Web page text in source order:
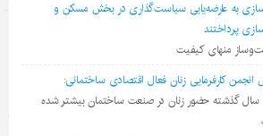
به عارضه‌یابی سیاست‌گذاری در بخش مسکن و
پرداختند
منهای کیفیت
انجمن کارفرمایی زنان فعال اقتصادی ساختمانی:
در ١٠ سال گذشته حضور زنان در صنعت ساختمان بیشتر شده